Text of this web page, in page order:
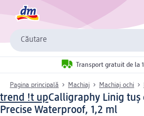
Căutare
Transport gratuit de la
Pagina principală Machiaj Machiaj ochi
trend !t upCalligraphy Linig tuș
Precise Waterproof, 1,2 ml